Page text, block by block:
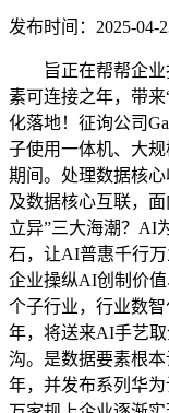
发布时间：2025-
旨正在帮帮企业打
素可连接之年，带
化落地！征询公司
子使用一体机、大
期间。处理数据核
及数据核心互联，
立异”三大海潮？AI
石，让AI普惠千行
企业操纵AI创制价
个子行业，行业数
年，将送来AI手艺
沟。是数据要素根
年，并发布系列华